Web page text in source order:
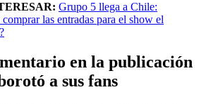
Grupo 5 llega a Chile:
las entradas para el show el
en la publicación
a sus fans